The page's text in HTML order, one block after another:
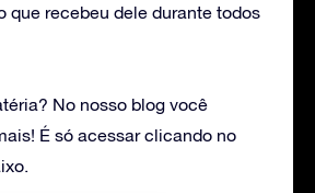
que recebeu dele durante todos
No nosso blog você
É só acessar clicando no